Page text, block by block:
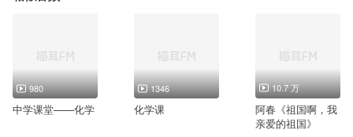
980
中学课堂——化学
1346
化学课
10.7 万
阿春《祖国啊，我
亲爱的祖国》